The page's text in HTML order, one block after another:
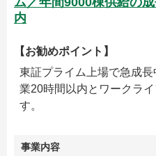
内
【お勧めポイント】
東証プライム上場で急成
業20時間以内とワークラ
す。
事業内容